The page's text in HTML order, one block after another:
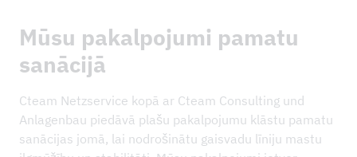
Mūsu pakalpojumi pamatu
sanācijā
Cteam Netzservice kopā ar Cteam Consulting und
Anlagenbau piedāvā plašu pakalpojumu klāstu pamatu
sanācijas jomā, lai nodrošinātu gaisvadu līniju mastu